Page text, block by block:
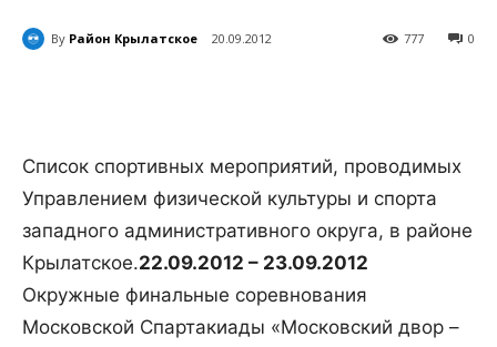
By Район Крылатское 20.09.2012 0
777
Список спортивных мероприятий, проводимых
Управлением физической культуры и спорта
западного административного округа, в районе
Крылатское.22.09.2012 – 23.09.2012
Окружные финальные соревнования
Московской Спартакиады «Московский двор –